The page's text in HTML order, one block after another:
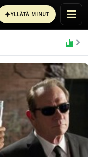
✦YLLÄTÄ MINUT